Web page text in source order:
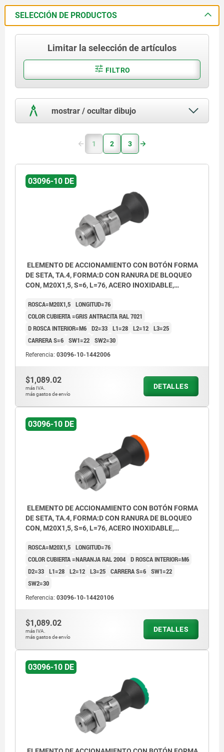
SELECCIÓN DE PRODUCTOS
Limitar la selección de artículos
FILTRO
mostrar / ocultar dibujo
1) Perno de bloqueo
2) Cubierta de cable Bowden
4) Tornillo de ajuste
5) Elemento de accionamiento
6) Boquilla roscada
Forma D: con ranura de bloqueo, con
contratuerca
1 2 3
03096-10 DE
ELEMENTO DE ACCIONAMIENTO CON BOTÓN FORMA
DE SETA, TA.4, FORMA:D CON RANURA DE BLOQUEO
CON, M20X1,5, S=6, L=76, ACERO INOXIDABLE,
CUBIERTA:GRIS ATR. RAL7021
ROSCA=M20X1,5 LONGITUD=76
COLOR CUBIERTA =GRIS ANTRACITA RAL 7021
D ROSCA INTERIOR=M6 D2=33 L1=28 L2=12 L3=25
CARRERA S=6 SW1=22 SW2=30
Referencia: 03096-10-1442006
$1,089.02
más IVA.
más gastos de envío
DETALLES
03096-10 DE
ELEMENTO DE ACCIONAMIENTO CON BOTÓN FORMA
DE SETA, TA.4, FORMA:D CON RANURA DE BLOQUEO
CON, M20X1,5, S=6, L=76, ACERO INOXIDABLE,
CUBIERTA:NARANJA RAL 2004
ROSCA=M20X1,5 LONGITUD=76
COLOR CUBIERTA =NARANJA RAL 2004 D ROSCA INTERIOR=M6
D2=33 L1=28 L2=12 L3=25 CARRERA S=6 SW1=22
SW2=30
Referencia: 03096-10-14420106
$1,089.02
más IVA.
más gastos de envío
DETALLES
03096-10 DE